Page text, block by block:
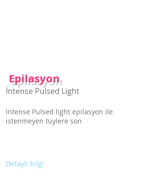
Epilasyon
İntense Pulsed Light
İntense Pulsed light epilasyon ile
istenmeyen tüylere son
Detaylı bilgi